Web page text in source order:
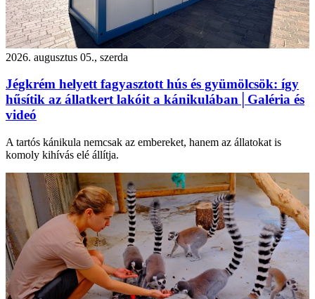
2026. augusztus 05., szerda
Jégkrém helyett fagyasztott hús és gyümölcsök: így
hűsítik az állatkert lakóit a kánikulában│Galéria és
videó
A tartós kánikula nemcsak az embereket, hanem az állatokat is
komoly kihívás elé állítja.